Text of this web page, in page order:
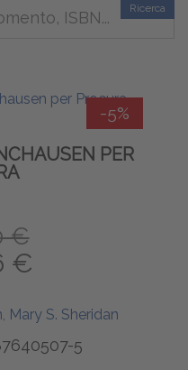
Ricerca
-5%
PER
€
€
Mary S. Sheridan
5